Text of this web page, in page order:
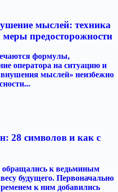
мыслей: техника
предосторожности
формулы,
оператора на ситуацию и
мыслей» неизбежно
28 символов и как с
обращались к ведьминым
будущего. Первоначально
к ним добавились